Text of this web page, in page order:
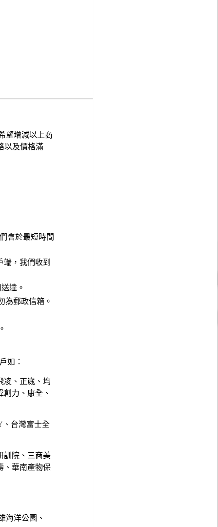
望增減以上商
以及價格滿
會於最短時間
端，我們收到
達。
為郵政信箱。
如：
凌、正崴、均
力、康全、
、台灣富士全
訓院、三商美
、華南產物保
海洋公園、